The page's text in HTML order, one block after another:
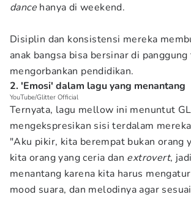
dance hanya di weekend.
Disiplin dan konsistensi mereka
anak bangsa bisa bersinar di panggung
mengorbankan pendidikan.
2. 'Emosi' dalam lagu yang menantang
YouTube/Glitter Official
Ternyata, lagu mellow ini menuntut
mengekspresikan sisi terdalam
"Aku pikir, kita berempat bukan orang
kita orang yang ceria dan extrovert,
menantang karena kita harus
mood suara, dan melodinya agar